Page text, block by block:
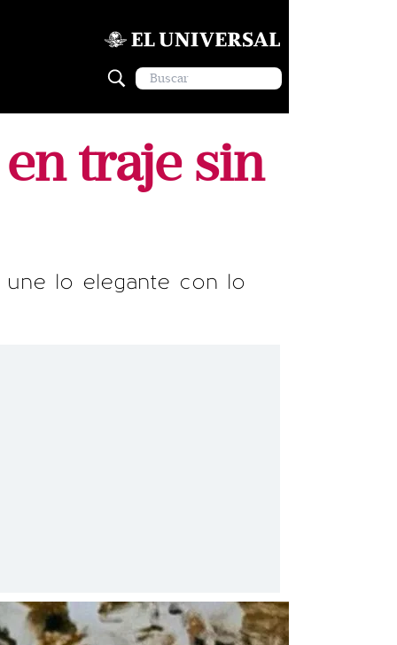
traje sin
une lo elegante con lo